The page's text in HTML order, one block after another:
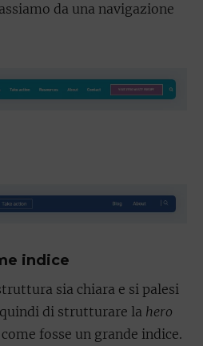
da una navigazione
indice
sia chiara e si palesi
di strutturare la hero
fosse un grande indice.